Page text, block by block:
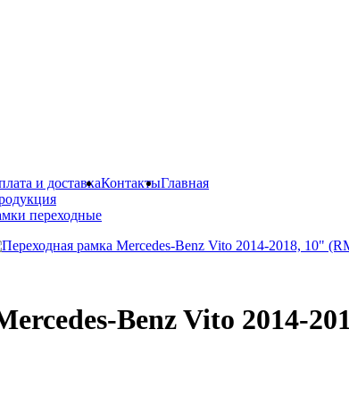
и доставкаКонтактыГлавная
переходные
Benz Vito 2014-